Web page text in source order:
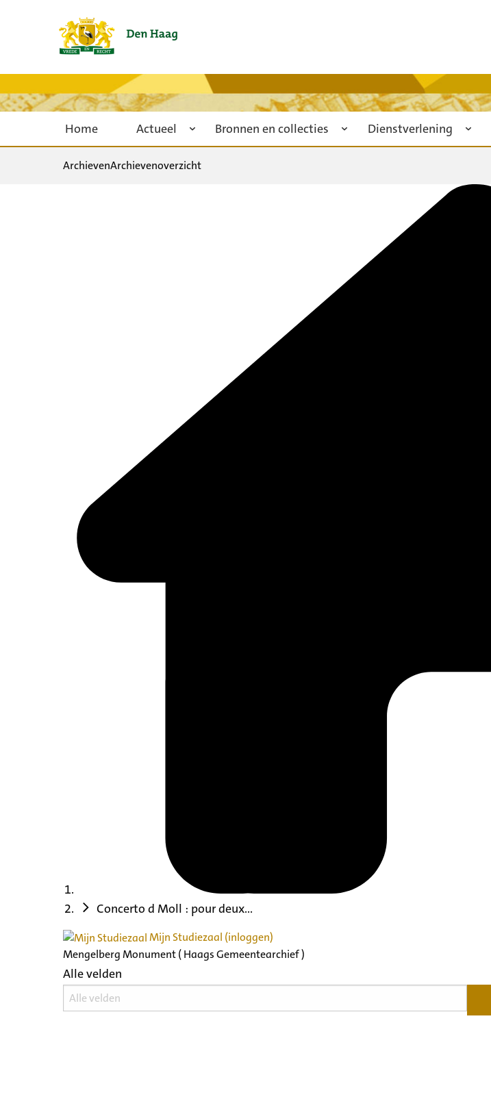
Home Actueel Bronnen en collecties Dienstverlening
ArchievenArchievenoverzicht
Concerto d Moll : pour deux...
Mijn Studiezaal (inloggen)
Mengelberg Monument ( Haags Gemeentearchief )
Alle velden